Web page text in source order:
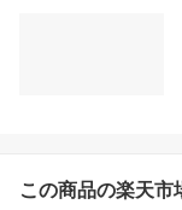
この商品の楽天市